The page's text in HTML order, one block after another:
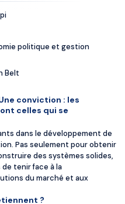
politique et gestion
Belt
conviction : les
celles qui se
dans le développement de
Pas seulement pour obtenir
des systèmes solides,
tenir face à la
du marché et aux
?